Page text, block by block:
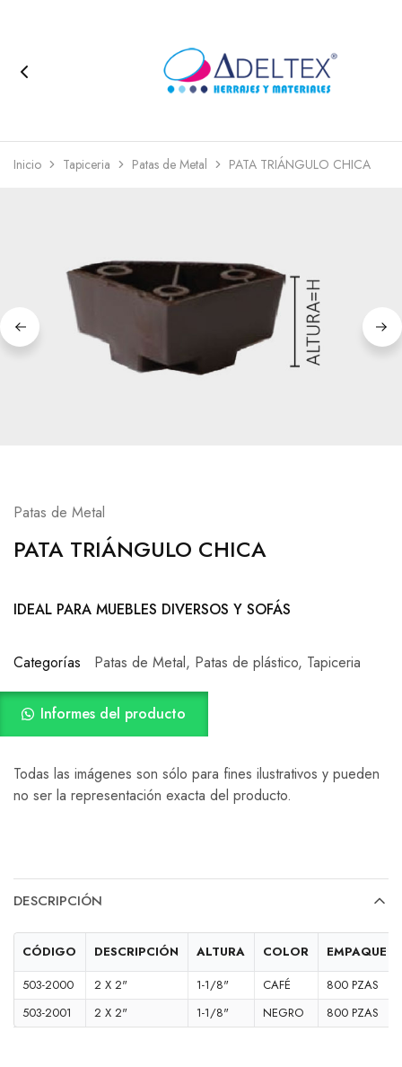
Inicio Tapiceria Patas de Metal PATA TRIÁNGULO CHICA
Patas de Metal
PATA TRIÁNGULO CHICA
IDEAL PARA MUEBLES DIVERSOS Y SOFÁS
Categorías Patas de Metal, Patas de plástico, Tapiceria
Informes del producto
Todas las imágenes son sólo para fines ilustrativos y pueden
no ser la representación exacta del producto.
DESCRIPCIÓN
CÓDIGO DESCRIPCIÓN ALTURA COLOR
EMPAQUE
503-2000
2 X 2" 1-1/8" CAFÉ
800 PZAS
503-2001
2 X 2" 1-1/8" NEGRO 800 PZAS